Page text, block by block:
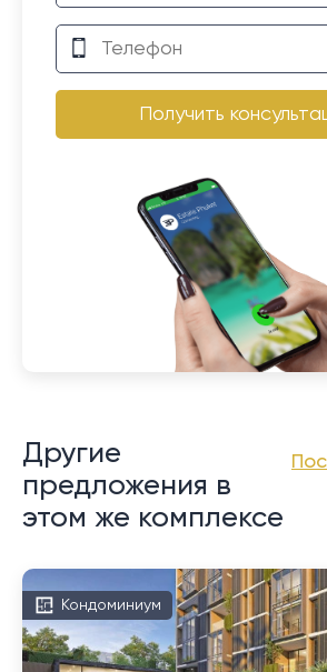
Получить
Другие
предложения в
этом же комплексе
Кондоминиум